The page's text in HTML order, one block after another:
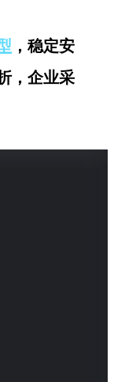
，稳定安
，企业采